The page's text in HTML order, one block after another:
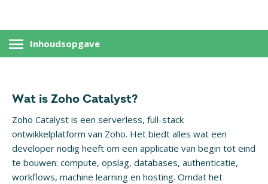
Inhoudsopgave
Wat is Zoho Catalyst?
Zoho Catalyst is een serverless, full-stack
ontwikkelplatform van Zoho. Het biedt alles wat een
developer nodig heeft om een applicatie van begin tot eind
te bouwen: compute, opslag, databases, authenticatie,
workflows, machine learning en hosting. Omdat het